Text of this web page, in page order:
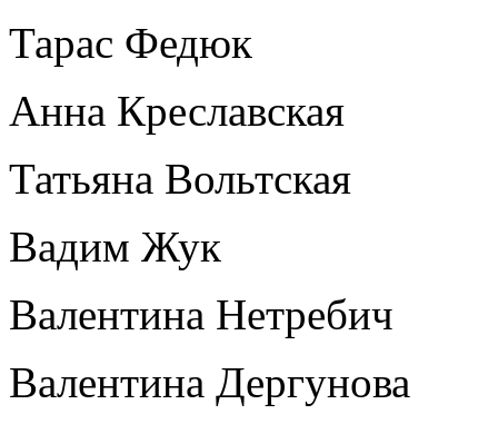
Тарас Федюк
Анна Креславская
Татьяна Вольтская
Вадим Жук
Валентина Нетребич
Валентина Дергунова